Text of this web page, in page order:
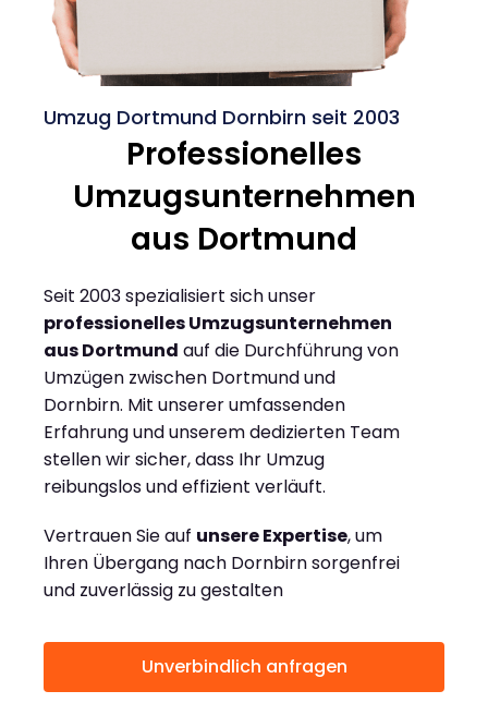
Umzug Dortmund Dornbirn seit 2003
Professionelles
Umzugsunternehmen
aus Dortmund
Seit 2003 spezialisiert sich unser
professionelles Umzugsunternehmen
aus Dortmund auf die Durchführung von
Umzügen zwischen Dortmund und
Dornbirn. Mit unserer umfassenden
Erfahrung und unserem dedizierten Team
stellen wir sicher, dass Ihr Umzug
reibungslos und effizient verläuft.
Vertrauen Sie auf unsere Expertise, um
Ihren Übergang nach Dornbirn sorgenfrei
und zuverlässig zu gestalten
Unverbindlich anfragen